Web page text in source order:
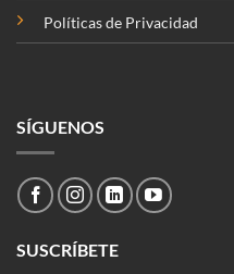
Políticas de Privacidad
SÍGUENOS
SUSCRÍBETE